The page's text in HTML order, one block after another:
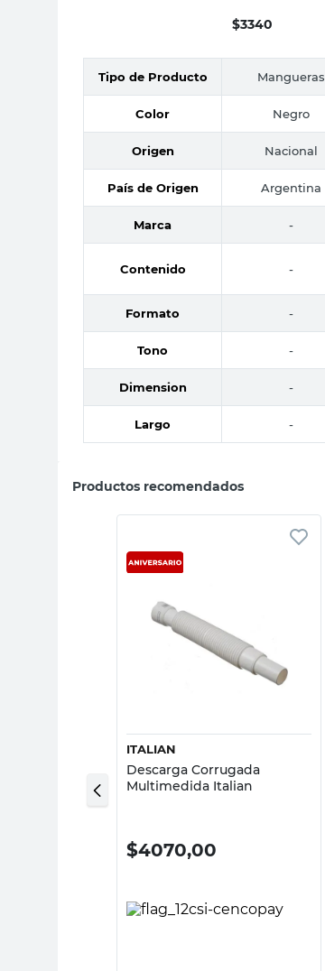
$3340
Tipo de Producto Mangueras
Color Negro
Origen Nacional
País de Origen Argentina
Marca -
Contenido -
Formato -
Tono -
Dimension -
Largo -
Productos recomendados
Vista rápida
ITALIAN
Descarga Corrugada
Multimedida Italian
$4070,00